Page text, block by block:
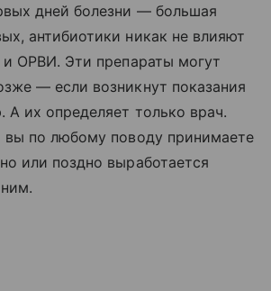
дней болезни — большая
антибиотики никак не влияют
и ОРВИ. Эти препараты могут
— если возникнут показания
А их определяет только врач.
вы по любому поводу принимаете
или поздно выработается